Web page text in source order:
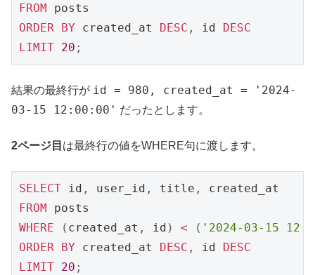
FROM
ORDER BY created_at DESC , id DESC
LIMIT 20 ;
結果の最終行が id = 980, created_at = '2024-
03-15 12:00:00' だったとします。
2ページ目 は最終行の値をWHERE句に渡します。
SELECT id , user_id , title ,
FROM
WHERE
( created_at , id ) < ( '2024-03-15
ORDER BY created_at DESC , id DESC
LIMIT 20 ;